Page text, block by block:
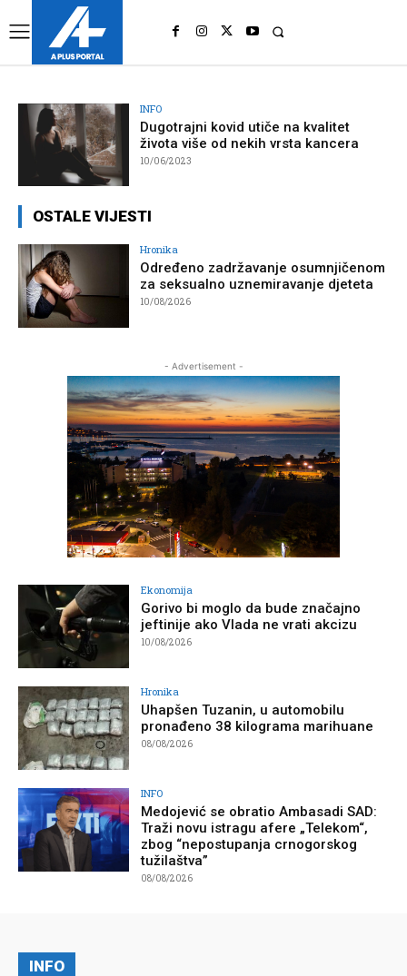
INFO
Dugotrajni kovid utiče na kvalitet
života više od nekih vrsta kancera
10/06/2023
OSTALE VIJESTI
Hronika
Određeno zadržavanje osumnjičenom
za seksualno uznemiravanje djeteta
10/08/2026
- Advertisement -
Ekonomija
Gorivo bi moglo da bude značajno
jeftinije ako Vlada ne vrati akcizu
10/08/2026
Hronika
Uhapšen Tuzanin, u automobilu
pronađeno 38 kilograma marihuane
08/08/2026
INFO
Medojević se obratio Ambasadi SAD:
Traži novu istragu afere „Telekom“,
zbog “nepostupanja crnogorskog
tužilaštva”
08/08/2026
INFO